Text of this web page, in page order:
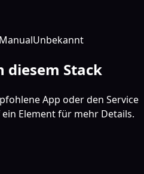
Unbekannt
diesem Stack
App oder den Service
Element für mehr Details.